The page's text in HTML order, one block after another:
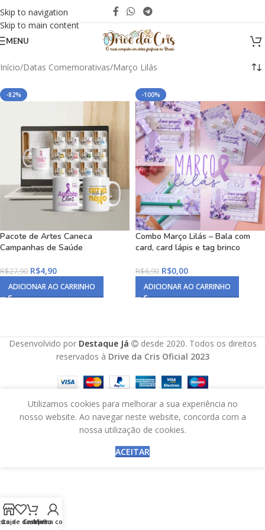
Skip to navigation
Skip to main content
MENU
Início Datas Comemorativas Março Lilás
-82%
Pacote de Artes Caneca
Campanhas de Saúde
R$27,90 R$4,90
ADICIONAR AO CARRINHO
-100%
Combo Março Lilás – Bala com
card, card lápis e tag brinco
R$6,90 R$0,00
ADICIONAR AO CARRINHO
Desenvolvido por Destaque Já
desde 2020. Todos os direitos
reservados à Drive da Cris Oficial 2023
Utilizamos cookies para melhorar a sua experiência no
nosso website. Ao navegar neste website, concorda com a
nossa utilização de cookies.
ACEITAR
Lojade desejos
Carrinho
Minha conta